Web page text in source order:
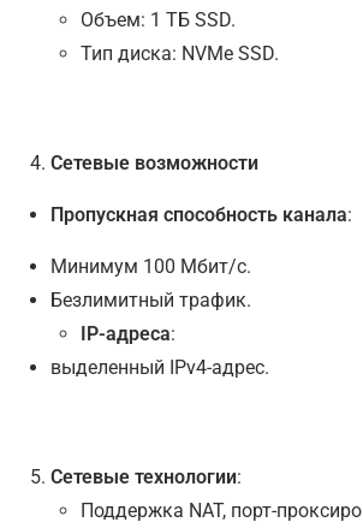
Объем: 1 ТБ SSD.
Тип диска: NVMe SSD.
Сетевые возможности
Пропускная способность канала:
Минимум 100 Мбит/с.
Безлимитный трафик.
IP-адреса:
выделенный IPv4-адрес.
Сетевые технологии:
Поддержка NAT, порт-